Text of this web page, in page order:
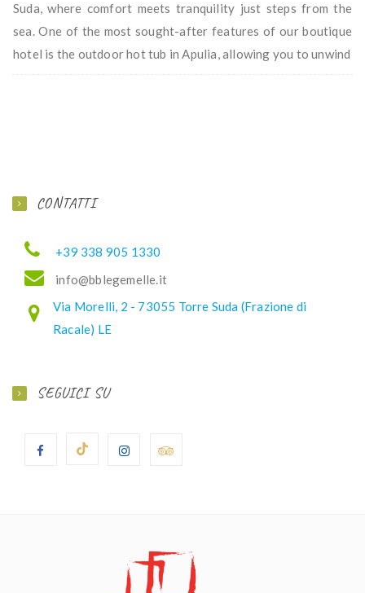
Suda, where comfort meets tranquility just steps from the
sea. One of the most sought-after features of our boutique
hotel is the outdoor hot tub in Apulia, allowing you to unwind
CONTATTI
+39 338 905 1330
ti.el
lemeg
elbb@
ofni
Via Morelli, 2 - 73055 Torre Suda (Frazione di
Racale) LE
SEGUICI SU